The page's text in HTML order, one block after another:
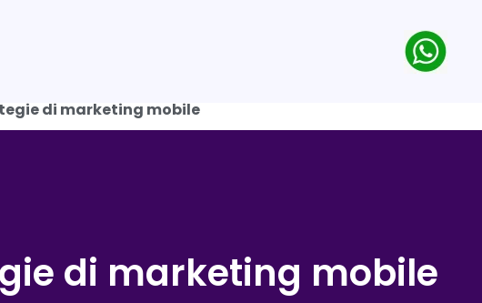
di marketing mobile
di marketing mobile